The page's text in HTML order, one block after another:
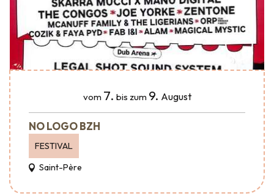
vom 7. bis zum 9. August
NO LOGO BZH
FESTIVAL
Saint-Père